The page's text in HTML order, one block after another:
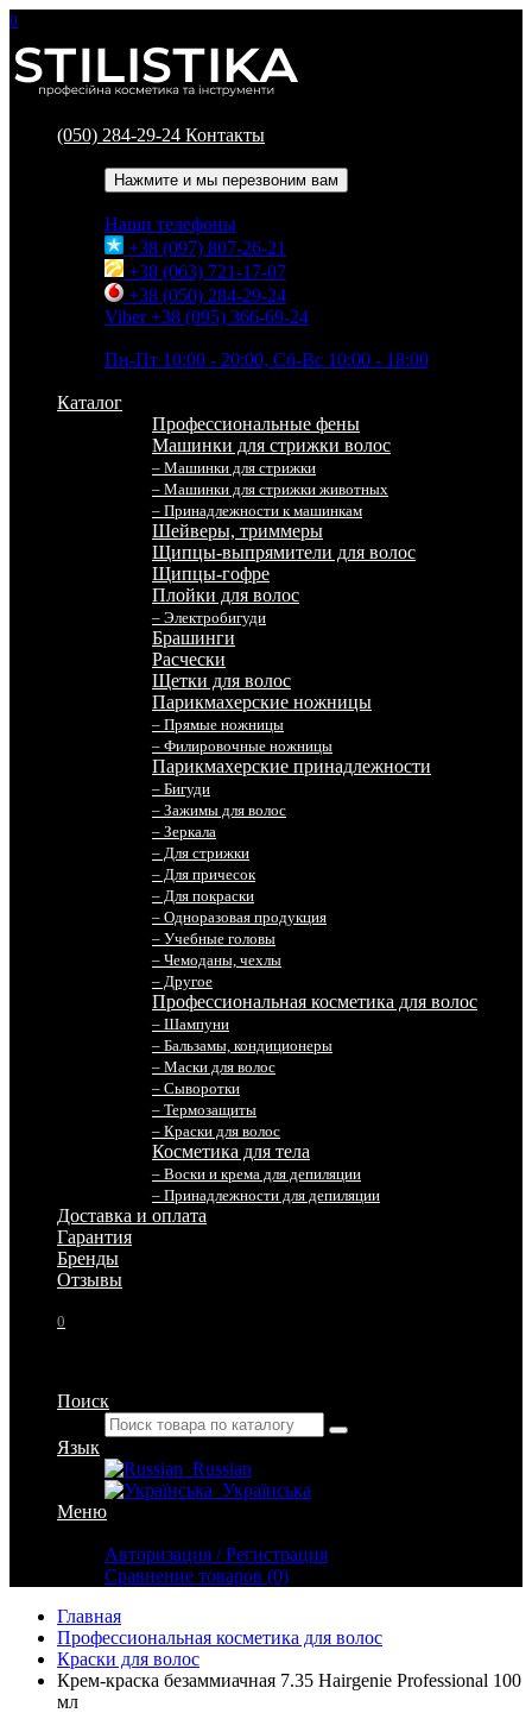
0
(050) 284-29-24 Контакты
Нажмите и мы перезвоним вам
Наши телефоны
+38 (097) 807-26-21
+38 (063) 721-17-07
+38 (050) 284-29-24
Viber +38 (095) 366-69-24
Пн-Пт 10:00 - 20:00, Сб-Вс 10:00 - 18:00
Каталог
Профессиональные фены
Машинки для стрижки волос
– Машинки для стрижки
– Машинки для стрижки животных
– Принадлежности к машинкам
Шейверы, триммеры
Щипцы-выпрямители для волос
Щипцы-гофре
Плойки для волос
– Электробигуди
Брашинги
Расчески
Щетки для волос
Парикмахерские ножницы
– Прямые ножницы
– Филировочные ножницы
Парикмахерские принадлежности
– Бигуди
– Зажимы для волос
– Зеркала
– Для стрижки
– Для причесок
– Для покраски
– Одноразовая продукция
– Учебные головы
– Чемоданы, чехлы
– Другое
Профессиональная косметика для волос
– Шампуни
– Бальзамы, кондиционеры
– Маски для волос
– Сыворотки
– Термозащиты
– Краски для волос
Косметика для тела
– Воски и крема для депиляции
– Принадлежности для депиляции
Доставка и оплата
Гарантия
Бренды
Отзывы
0
Поиск
Язык
Russian
Українська
Меню
Авторизация / Регистрация
Сравнение товаров (0)
Главная
Профессиональная косметика для волос
Краски для волос
Крем-краска безаммиачная 7.35 Hairgenie Professional 100
мл